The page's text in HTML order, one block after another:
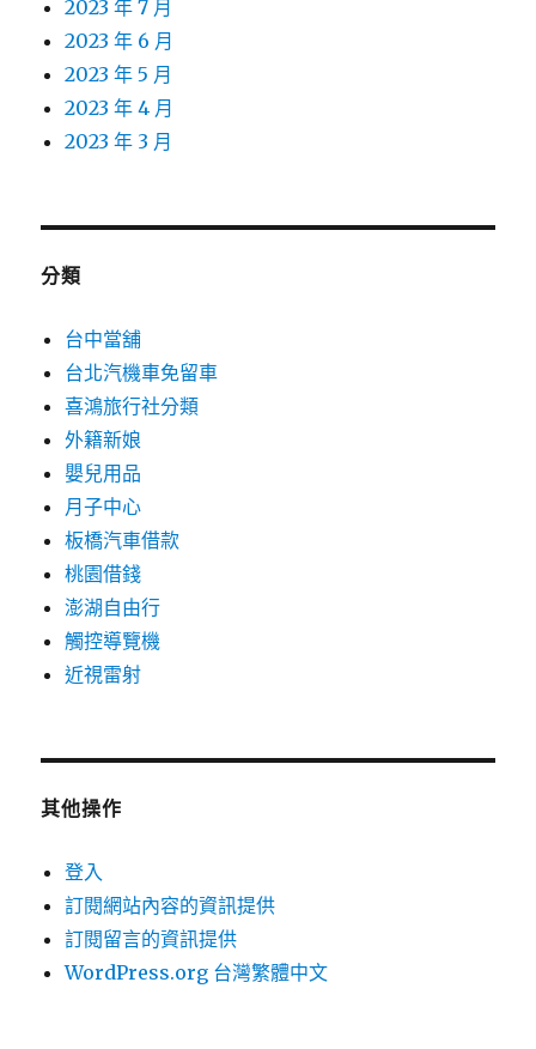
2023 年 7 月
2023 年 6 月
2023 年 5 月
2023 年 4 月
2023 年 3 月
分類
台中當舖
台北汽機車免留車
喜鴻旅行社分類
外籍新娘
嬰兒用品
月子中心
板橋汽車借款
桃園借錢
澎湖自由行
觸控導覽機
近視雷射
其他操作
登入
訂閱網站內容的資訊提供
訂閱留言的資訊提供
WordPress.org 台灣繁體中文